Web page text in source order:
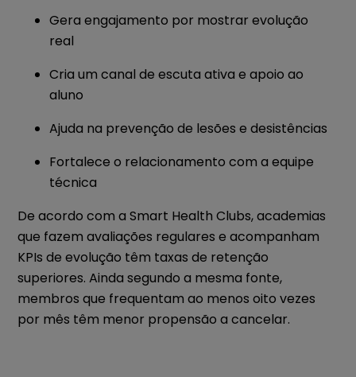
Gera engajamento por mostrar evolução
real
Cria um canal de escuta ativa e apoio ao
aluno
Ajuda na prevenção de lesões e desistências
Fortalece o relacionamento com a equipe
técnica
De acordo com a Smart Health Clubs, academias
que fazem avaliações regulares e acompanham
KPIs de evolução têm taxas de retenção
superiores. Ainda segundo a mesma fonte,
membros que frequentam ao menos oito vezes
por mês têm menor propensão a cancelar.